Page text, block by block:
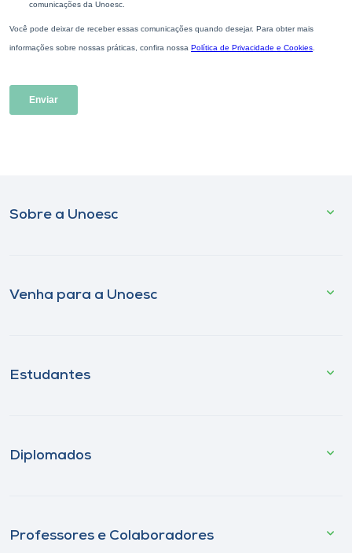
Sobre a Unoesc
Venha para a Unoesc
Estudantes
Diplomados
Professores e Colaboradores